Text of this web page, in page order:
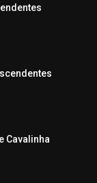
Cavalinha